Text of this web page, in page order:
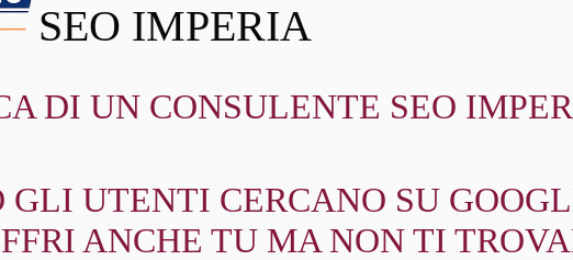
SEO IMPERIA
DI UN CONSULENTE SEO
UTENTI CERCANO SU
ANCHE TU MA NON TI